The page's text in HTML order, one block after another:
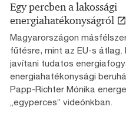
Egy percben a lakossági
energiahatékonyságról
Magyarországon
fűtésre, mint az EU-s átlag.
javítani tudatos
energiahatékonysági
Papp-Richter Mónika
„egyperces” videónkban.